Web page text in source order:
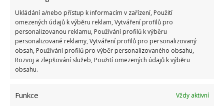
Ukládání a/nebo přístup k informacím v zařízení, Použití
omezených údajů k výběru reklam, Vytváření profilů pro
personalizovanou reklamu, Používání profilů k výběru
personalizované reklamy, Vytváření profilů pro personalizovaný
obsah, Používání profilů pro výběr personalizovaného obsahu,
Rozvoj a zlepšování služeb, Použití omezených údajů k výběru
obsahu.
Funkce
Vždy aktivní